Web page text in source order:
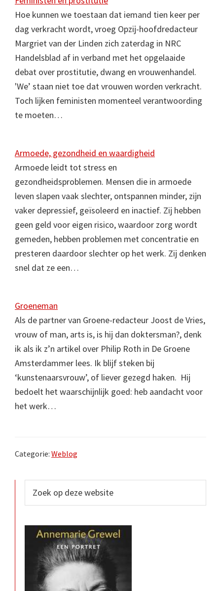
Hoe kunnen we toestaan dat iemand tien keer per
dag verkracht wordt, vroeg Opzij-hoofdredacteur
Margriet van der Linden zich zaterdag in NRC
Handelsblad af in verband met het opgelaaide
debat over prostitutie, dwang en vrouwenhandel.
'We’ staan niet toe dat vrouwen worden verkracht.
Toch lijken feministen momenteel verantwoording
te moeten…
Armoede, gezondheid en waardigheid
Armoede leidt tot stress en
gezondheidsproblemen. Mensen die in armoede
leven slapen vaak slechter, ontspannen minder, zijn
vaker depressief, geïsoleerd en inactief. Zij hebben
geen geld voor eigen risico, waardoor zorg wordt
gemeden, hebben problemen met concentratie en
presteren daardoor slechter op het werk. Zij denken
snel dat ze een…
Groeneman
Als de partner van Groene-redacteur Joost de Vries,
vrouw of man, arts is, is hij dan doktersman?, denk
ik als ik z’n artikel over Philip Roth in De Groene
Amsterdammer lees. Ik blijf steken bij
‘kunstenaarsvrouw’, of liever gezegd haken. Hij
bedoelt het waarschijnlijk goed: heb aandacht voor
het werk…
Categorie: Weblog
Primaire
Sidebar
op